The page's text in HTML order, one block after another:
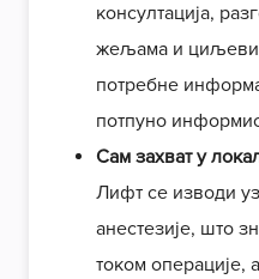
консултација,
жељама и
потребне
потпуно
Сам захват у
Лифт се изводи
анестезије, што
током операције,